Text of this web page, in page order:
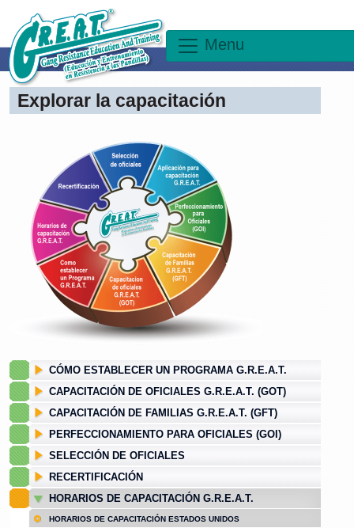
Menu
Explorar la capacitación
CÓMO ESTABLECER UN PROGRAMA G.R.E.A.T.
CAPACITACIÓN DE OFICIALES G.R.E.A.T. (GOT)
CAPACITACIÓN DE FAMILIAS G.R.E.A.T. (GFT)
PERFECCIONAMIENTO PARA OFICIALES (GOI)
SELECCIÓN DE OFICIALES
RECERTIFICACIÓN
HORARIOS DE CAPACITACIÓN G.R.E.A.T.
HORARIOS DE CAPACITACIÓN ESTADOS UNIDOS